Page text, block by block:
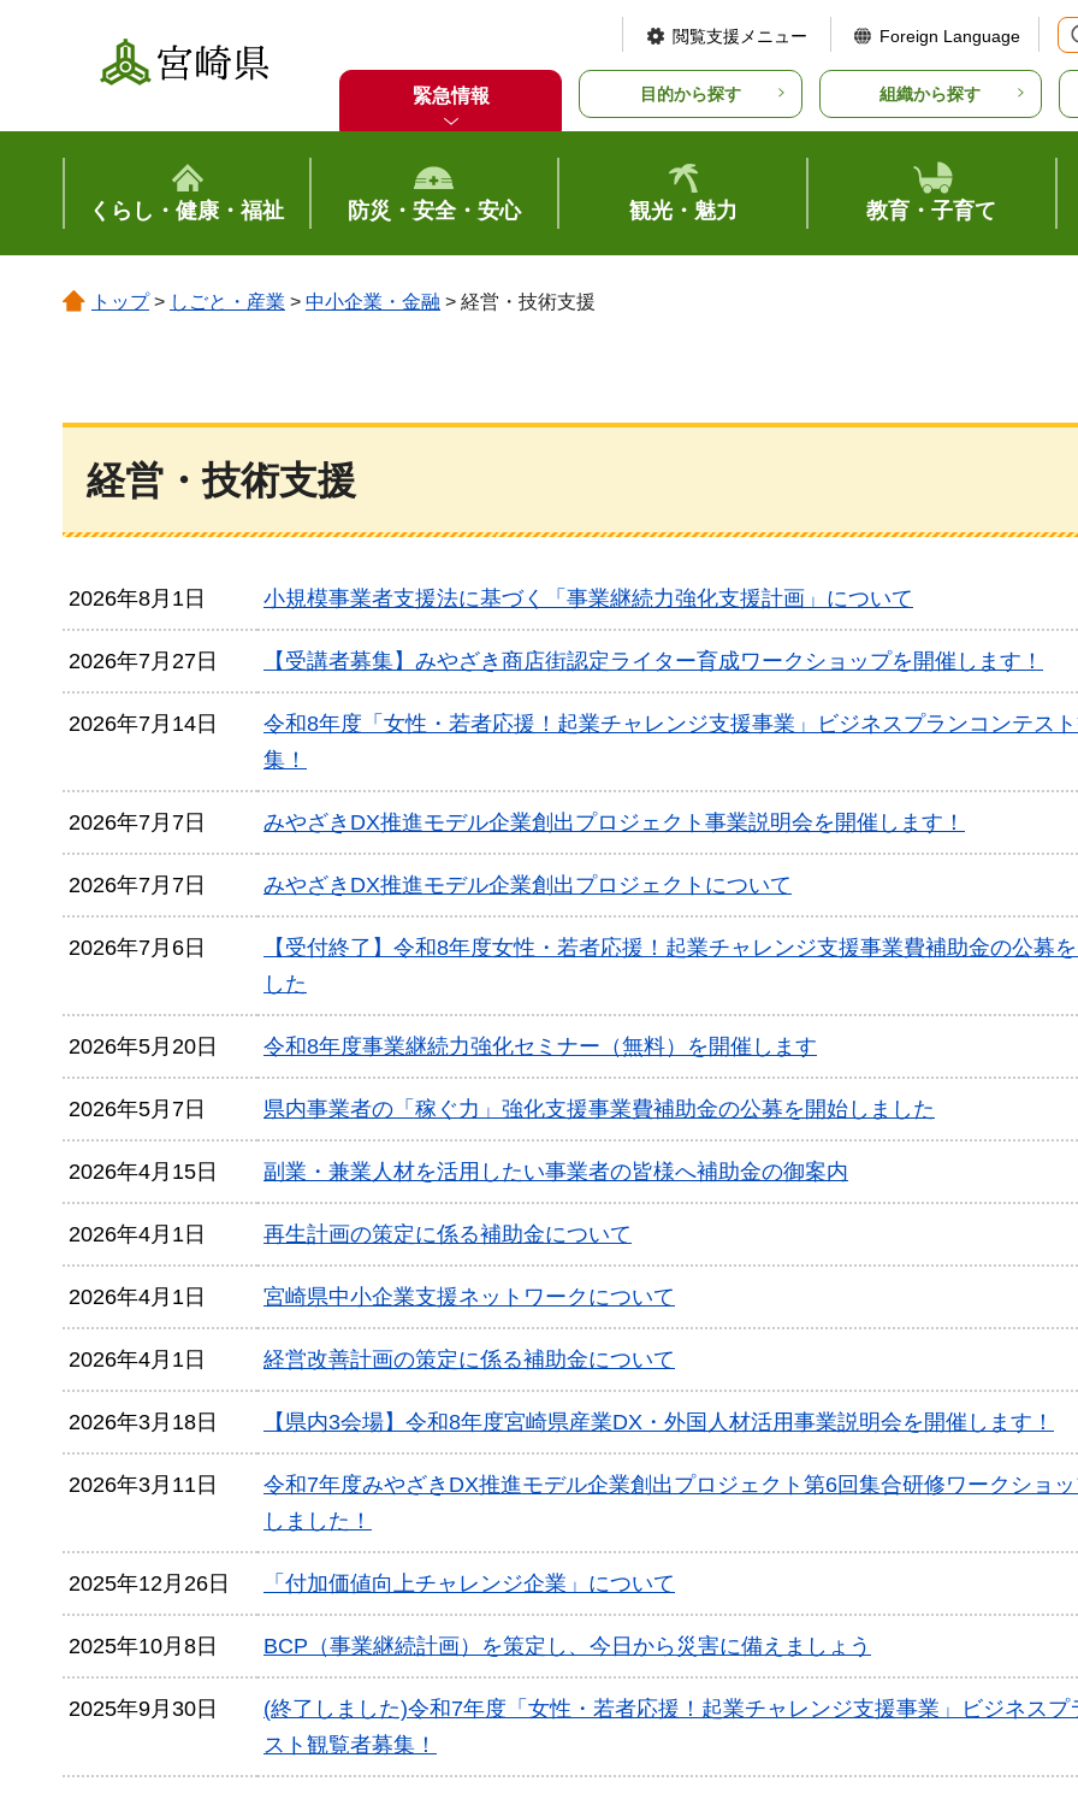
宮崎県
閲覧支援メニュー Foreign Language
緊急情報 目的から探す 組織から探す
くらし・健康・福祉 防災・安全・安心 観光・魅力 教育・子育て
トップ> しごと・産業 > 中小企業・金融 > 経営・技術支援
経営・技術支援
2026年8月1日 小規模事業者支援法に基づく「事業継続力強化支援計画」について
2026年7月27日 【受講者募集】みやざき商店街認定ライター育成ワークショップを開催します！
2026年7月14日
令和8年度「女性・若者応援！起業チャレンジ支援事業」ビジネスプランコンテス
集！
2026年7月7日 みやざきDX推進モデル企業創出プロジェクト事業説明会を開催します！
2026年7月7日 みやざきDX推進モデル企業創出プロジェクトについて
2026年7月6日
【受付終了】令和8年度女性・若者応援！起業チャレンジ支援事業費補助金の公募
した
2026年5月20日 令和8年度事業継続力強化セミナー（無料）を開催します
2026年5月7日 県内事業者の「稼ぐ力」強化支援事業費補助金の公募を開始しました
2026年4月15日 副業・兼業人材を活用したい事業者の皆様へ補助金の御案内
2026年4月1日 再生計画の策定に係る補助金について
2026年4月1日 宮崎県中小企業支援ネットワークについて
2026年4月1日 経営改善計画の策定に係る補助金について
2026年3月18日 【県内3会場】令和8年度宮崎県産業DX・外国人材活用事業説明会を開催します！
2026年3月11日
令和7年度みやざきDX推進モデル企業創出プロジェクト第6回集合研修ワークショ
しました！
2025年12月26日 「付加価値向上チャレンジ企業」について
2025年10月8日 BCP（事業継続計画）を策定し、今日から災害に備えましょう
2025年9月30日
(終了しました)令和7年度「女性・若者応援！起業チャレンジ支援事業」ビジネスプ
スト観覧者募集！